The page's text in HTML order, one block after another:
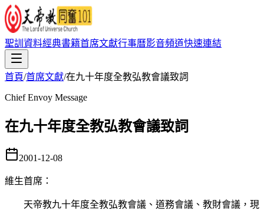
聖訓資料經典書籍首席文獻行事曆影音頻道快速連結
首頁/首席文獻/在九十年度全教弘教會議致詞
Chief Envoy Message
在九十年度全教弘教會議致詞
2001-12-08
維生首席 ：
天帝教九十年度全教弘教會議、道務會議、教財會議，現